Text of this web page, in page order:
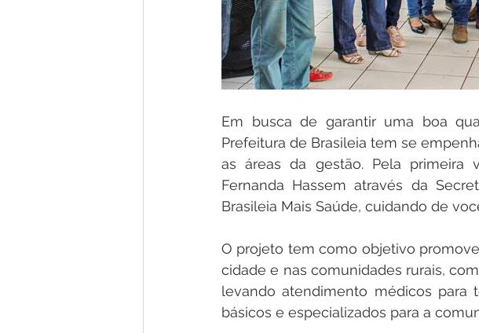
Em busca de garantir uma boa
Prefeitura de Brasileia tem se
as áreas da gestão. Pela primeira
Fernanda Hassem através da
Brasileia Mais Saúde, cuidando de
O projeto tem como objetivo
cidade e nas comunidades rurais,
levando atendimento médicos para
básicos e especializados para a